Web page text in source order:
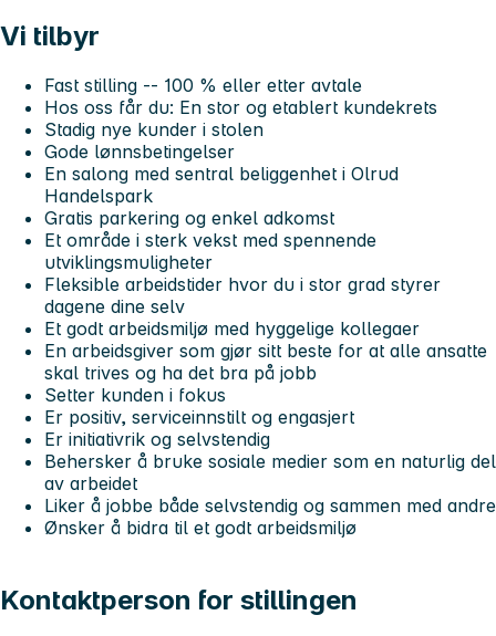
Vi tilbyr
Fast stilling -- 100 % eller etter avtale
Hos oss får du: En stor og etablert kundekrets
Stadig nye kunder i stolen
Gode lønnsbetingelser
En salong med sentral beliggenhet i Olrud
Handelspark
Gratis parkering og enkel adkomst
Et område i sterk vekst med spennende
utviklingsmuligheter
Fleksible arbeidstider hvor du i stor grad styrer
dagene dine selv
Et godt arbeidsmiljø med hyggelige kollegaer
En arbeidsgiver som gjør sitt beste for at alle ansatte
skal trives og ha det bra på jobb
Setter kunden i fokus
Er positiv, serviceinnstilt og engasjert
Er initiativrik og selvstendig
Behersker å bruke sosiale medier som en naturlig del
av arbeidet
Liker å jobbe både selvstendig og sammen med andre
Ønsker å bidra til et godt arbeidsmiljø
Kontaktperson for stillingen